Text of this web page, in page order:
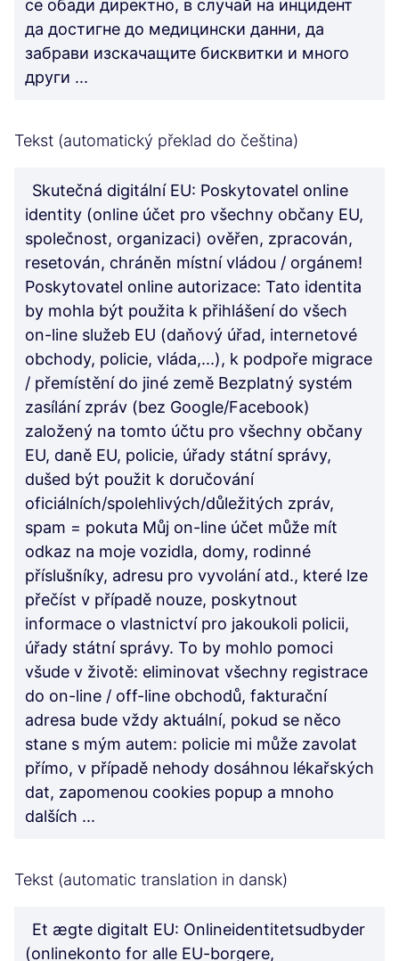
се обади директно, в случай на инцидент
да достигне до медицински данни, да
забрави изскачащите бисквитки и много
други ...
Tekst (automatický překlad do čeština)
Skutečná digitální EU: Poskytovatel online
identity (online účet pro všechny občany EU,
společnost, organizaci) ověřen, zpracován,
resetován, chráněn místní vládou / orgánem!
Poskytovatel online autorizace: Tato identita
by mohla být použita k přihlášení do všech
on-line služeb EU (daňový úřad, internetové
obchody, policie, vláda,...), k podpoře migrace
/ přemístění do jiné země Bezplatný systém
zasílání zpráv (bez Google/Facebook)
založený na tomto účtu pro všechny občany
EU, daně EU, policie, úřady státní správy,
dušed být použit k doručování
oficiálních/spolehlivých/důležitých zpráv,
spam = pokuta Můj on-line účet může mít
odkaz na moje vozidla, domy, rodinné
příslušníky, adresu pro vyvolání atd., které lze
přečíst v případě nouze, poskytnout
informace o vlastnictví pro jakoukoli policii,
úřady státní správy. To by mohlo pomoci
všude v životě: eliminovat všechny registrace
do on-line / off-line obchodů, fakturační
adresa bude vždy aktuální, pokud se něco
stane s mým autem: policie mi může zavolat
přímo, v případě nehody dosáhnou lékařských
dat, zapomenou cookies popup a mnoho
dalších ...
Tekst (automatic translation in dansk)
Et ægte digitalt EU: Onlineidentitetsudbyder
(onlinekonto for alle EU-borgere,